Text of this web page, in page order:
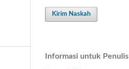
Kirim Naskah
Informasi untuk Penulis